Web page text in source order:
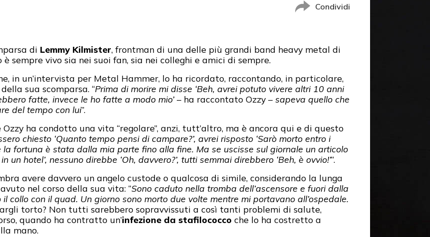
Condividi
di Lemmy Kilmister, frontman di una delle più grandi band heavy metal di
è sempre vivo sia nei suoi fan, sia nei colleghi e amici di sempre.
in un’intervista per Metal Hammer, lo ha ricordato, raccontando, in particolare,
sua scomparsa. “Prima di morire mi disse ‘Beh, avrei potuto vivere altri 10 anni
fatte, invece le ho fatte a modo mio’ – ha raccontato Ozzy – sapeva quello che
del tempo con lui”.
ha condotto una vita “regolare”, anzi, tutt’altro, ma è ancora qui e di questo
chiesto ‘Quanto tempo pensi di campare?’, avrei risposto ‘Sarò morto entro i
la fortuna è stata dalla mia parte fino alla fine. Ma se uscisse sul giornale un articolo
hotel’, nessuno direbbe ‘Oh, davvero?’, tutti semmai direbbero ‘Beh, è ovvio!’“.
avere davvero un angelo custode o qualcosa di simile, considerando la lunga
nel corso della sua vita: “Sono caduto nella tromba dell’ascensore e fuori dalla
il collo con il quad. Un giorno sono morto due volte mentre mi portavano all’ospedale.
torto? Non tutti sarebbero sopravvissuti a così tanti problemi di salute,
quando ha contratto un’infezione da stafilococco che lo ha costretto a
mano.